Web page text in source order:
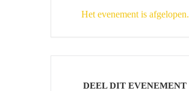
Het evenement is afgelopen.
DEEL DIT EVENEMENT